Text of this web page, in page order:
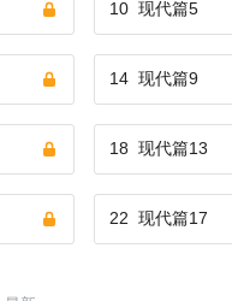
10 现代篇5
14 现代篇9
18 现代篇13
22 现代篇17